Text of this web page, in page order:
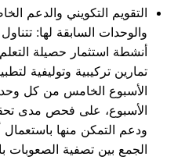
التقويم التكويني والدعم
والوحدات السابقة لها:
أنشطة استثمار حصيلة
تمارين ترکيبية وتوليفية
الأسبوع الخامس من كل
الأسبوع، على فحص مدى
ودعم التمكن منها
الجمع بين تصفية الصعوبات